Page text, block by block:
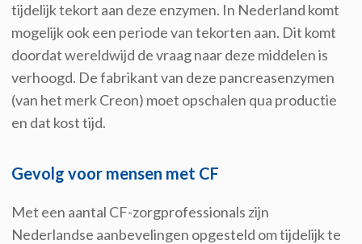
tijdelijk tekort aan deze enzymen. In Nederland komt
mogelijk ook een periode van tekorten aan. Dit komt
doordat wereldwijd de vraag naar deze middelen is
verhoogd. De fabrikant van deze pancreasenzymen
(van het merkCreon) moet opschalen qua productie
en dat kost tijd.
Gevolg voor mensen met CF
Met een aantal CF-zorgprofessionals zijn
Nederlandse aanbevelingen opgesteld om tijdelijk te